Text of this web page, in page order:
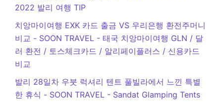
2022 발리 여행 TIP
치앙마이여행 EXK 카드 출금 VS 우리은행 환전주머니
비교 - SOON TRAVEL - 태국 치앙마이여행 GLN / 달
러 환전 / 토스체크카드 / 알리페이플러스 / 신용카드
비교
발리 28일차 우붓 럭셔리 텐트 풀빌라에서 느낀 특별
한 휴식 - SOON TRAVEL - Sandat Glamping Tents